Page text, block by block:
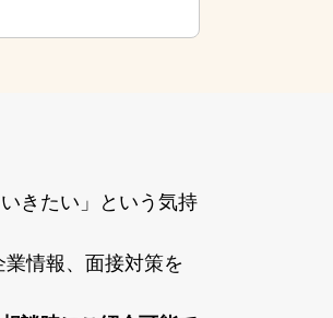
活躍中
たい」という気持